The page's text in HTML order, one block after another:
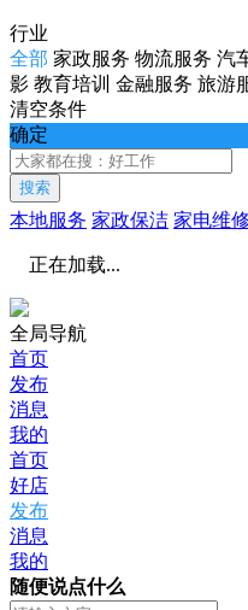
行业
全部 家政服务 物流服务 汽
影 教育培训 金融服务 旅游
清空条件
确定
搜索
本地服务 家政保洁 家电维修
正在加载...
全局导航
首页
发布
消息
我的
首页
好店
发布
消息
我的
随便说点什么